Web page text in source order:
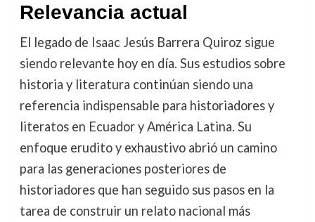
Relevancia actual
El legado de Isaac Jesús Barrera Quiroz sigue
siendo relevante hoy en día. Sus estudios sobre
historia y literatura continúan siendo una
referencia indispensable para historiadores y
literatos en Ecuador y América Latina. Su
enfoque erudito y exhaustivo abrió un camino
para las generaciones posteriores de
historiadores que han seguido sus pasos en la
tarea de construir un relato nacional más